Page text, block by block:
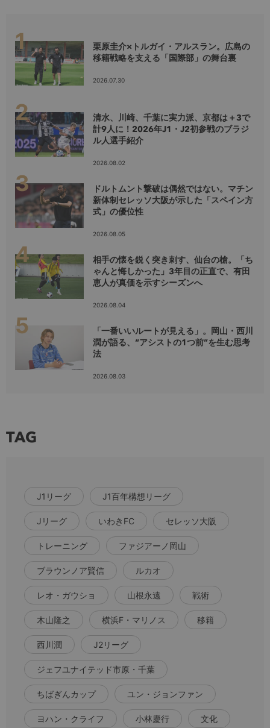
栗原圭介×トルガイ・アルスラン。広島の
移籍戦略を支える「国際部」の舞台裏
2026.07.30
清水、川崎、千葉に実力派、京都は＋3で
計9人に！2026年J1・J2初参戦のブラジ
ル人選手紹介
2026.08.02
ドルトムント撃破は偶然ではない。マチン
新体制セレッソ大阪が示した「スペイン方
式」の優位性
2026.08.05
相手の懐を鋭く突き刺す、仙台の槍。「ち
ゃんと悔しかった」3年目の正直で、有田
恵人が真価を示すシーズンへ
2026.08.04
「一番いいルートが見える」。岡山・西川
潤が語る、“アシストの1つ前”を生む思考
法
2026.08.03
TAG
J1リーグ J1百年構想リーグ
Jリーグ いわきFC セレッソ大阪
トレーニング ファジアーノ岡山
ブラウンノア賢信 ルカオ
レオ・ガウショ 山根永遠 戦術
木山隆之 横浜F・マリノス 移籍
西川潤 J2リーグ
ジェフユナイテッド市原・千葉
ちばぎんカップ ユン・ジョンファン
ヨハン・クライフ 小林慶行 文化